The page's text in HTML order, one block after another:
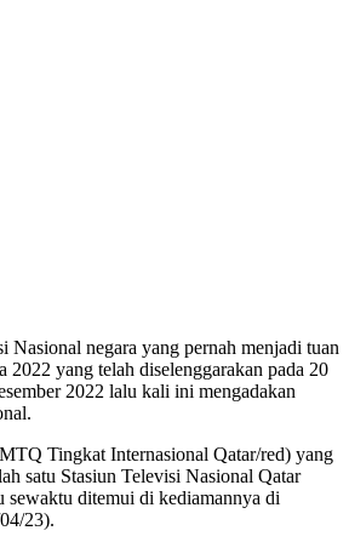
Nasional negara yang pernah menjadi tuan
2022 yang telah diselenggarakan pada 20
2022 lalu kali ini mengadakan
Tingkat Internasional Qatar/red) yang
satu Stasiun Televisi Nasional Qatar
sewaktu ditemui di kediamannya di
23).